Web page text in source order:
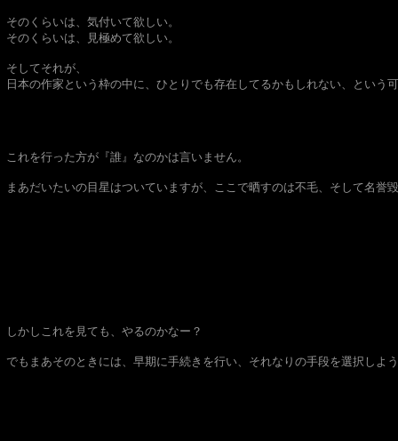
そのくらいは、気付いて欲しい。
そのくらいは、見極めて欲しい。
そしてそれが、
日本の作家という枠の中に、ひとりでも存在してるかもしれない、という
これを行った方が『誰』なのかは言いません。
まあだいたいの目星はついていますが、ここで晒すのは不毛、そして名誉
しかしこれを見ても、やるのかなー？
でもまあそのときには、早期に手続きを行い、それなりの手段を選択しよ